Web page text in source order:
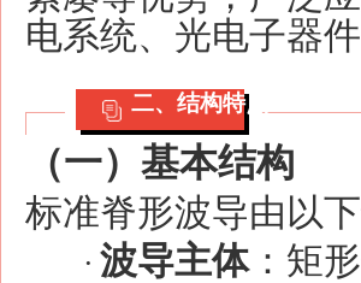
电系统、光电子器件
二、结构特点
（一）基本结构
标准脊形波导由以
· 波导主体：矩